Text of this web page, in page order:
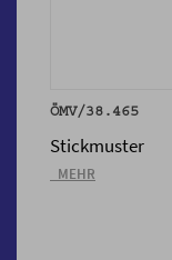
ÖMV/38.465
Stickmuster
_MEHR